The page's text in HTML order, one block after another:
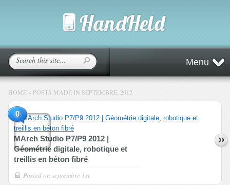
Menu
HOME » POSTS MADE IN SEPTEMBRE, 2012
0
MArch Studio P7/P9 2012 |
Géométrie digitale, robotique et
treillis en béton fibré
Posted on septembre 1st